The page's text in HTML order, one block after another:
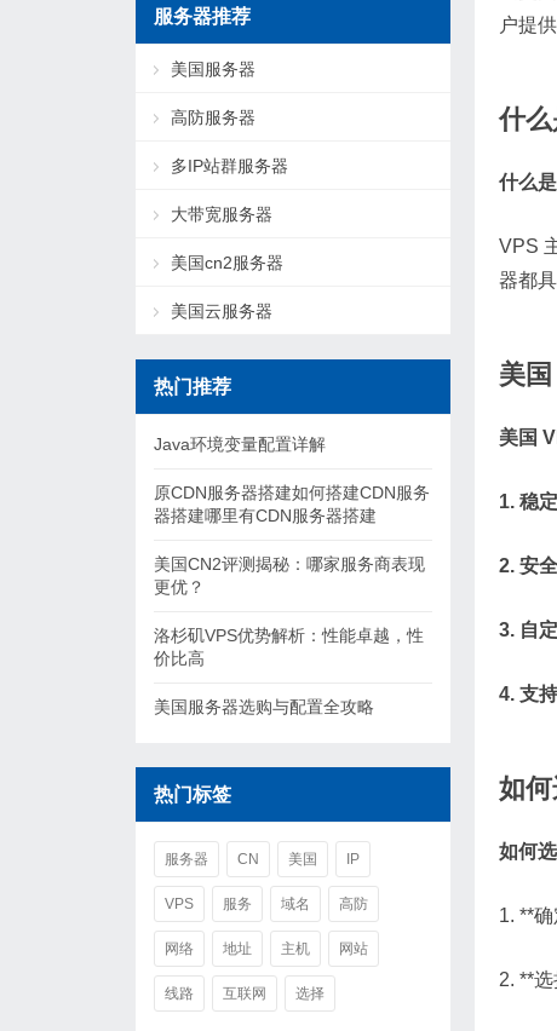
户提
什
什么
VPS
器都
美
美国
1. 稳
2. 安
3. 自
4. 支
如
如何
1. **
2. **
服务器推荐
美国服务器
高防服务器
多IP站群服务器
大带宽服务器
美国cn2服务器
美国云服务器
热门推荐
Java环境变量配置详解
原CDN服务器搭建如何搭建CDN服务
器搭建哪里有CDN服务器搭建
美国CN2评测揭秘：哪家服务商表现
更优？
洛杉矶VPS优势解析：性能卓越，性
价比高
美国服务器选购与配置全攻略
热门标签
服务器 CN 美国 IP
VPS 服务 域名 高防
网络 地址 主机 网站
线路 互联网 选择